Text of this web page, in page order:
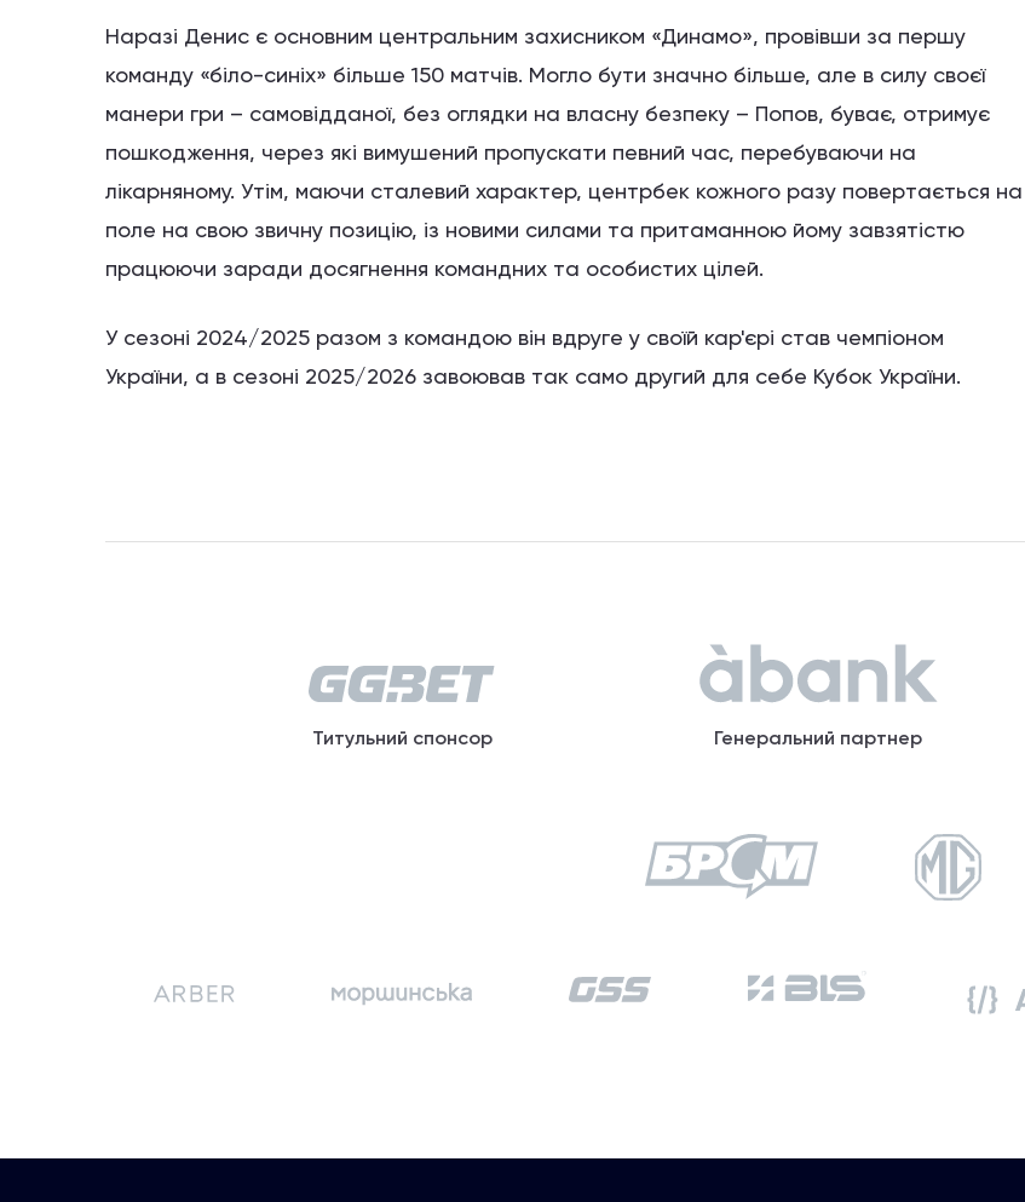
Наразі Денис є основним центральним захисником «Динамо», провівши за першу
команду «біло-синіх» більше 150 матчів. Могло бути значно більше, але в силу своєї
манери гри – самовідданої, без оглядки на власну безпеку – Попов, буває, отримує
пошкодження, через які вимушений пропускати певний час, перебуваючи на
лікарняному. Утім, маючи сталевий характер, центрбек кожного разу повертається на
поле на свою звичну позицію, із новими силами та притаманною йому завзятістю
працюючи заради досягнення командних та особистих цілей.
У сезоні 2024/2025 разом з командою він вдруге у своїй кар'єрі став чемпіоном
України, а в сезоні 2025/2026 завоював так само другий для себе Кубок України.
Титульний спонсор Генеральний партнер